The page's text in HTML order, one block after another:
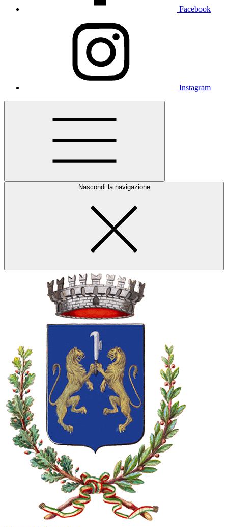
Facebook
Instagram
Nascondi la navigazione